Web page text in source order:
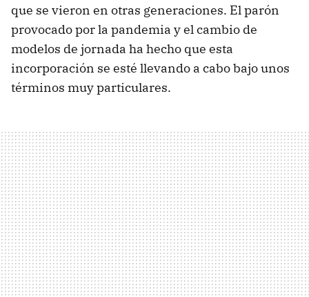
que se vieron en otras generaciones. El parón
provocado por la pandemia y el cambio de
modelos de jornada ha hecho que esta
incorporación se esté llevando a cabo bajo unos
términos muy particulares.